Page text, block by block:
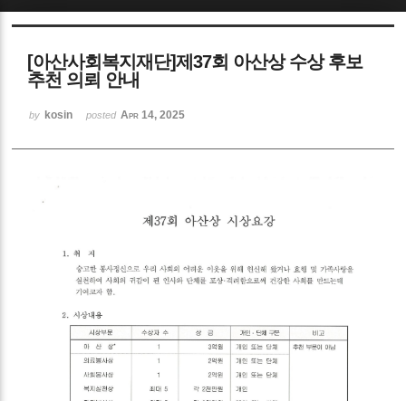
[아산사회복지재단]제37회 아산상 수상 후보
추천 의뢰 안내
by kosin posted Apr 14, 2025
Sketchbook5, 스케치북5
Sketchbook5, 스케치북5